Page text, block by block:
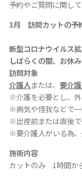
予約やご質問に関し
3月 訪問カットの予
新型コロナウイルス
しばらくの間、お休
訪問対象
介護人または、 要介
※介護を必要とし、
※病気や怪我などで
※出産前または直後
※要介護人がいる為
施術内容
カットのみ 1時間か